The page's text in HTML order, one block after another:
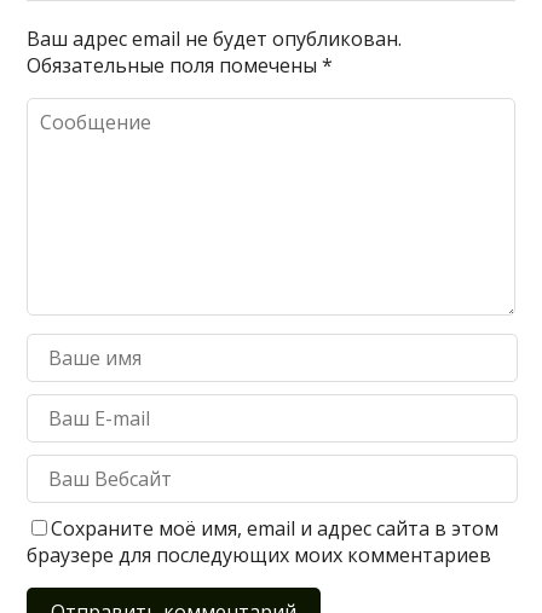
Ваш адрес email не будет опубликован.
Обязательные поля помечены*
Сохраните моё имя, email и адрес сайта в этом
браузере для последующих моих комментариев